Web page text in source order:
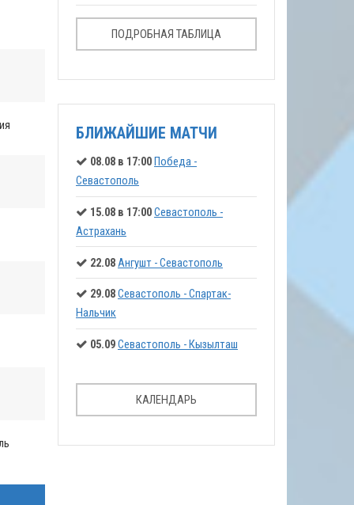
ПОДРОБНАЯ ТАБЛИЦА
БЛИЖАЙШИЕ МАТЧИ
08.08 в 17:00 Победа -
Севастополь
15.08 в 17:00Севастополь -
Астрахань
22.08Ангушт - Севастополь
29.08Севастополь - Спартак-
Нальчик
05.09Севастополь - Кызылташ
КАЛЕНДАРЬ